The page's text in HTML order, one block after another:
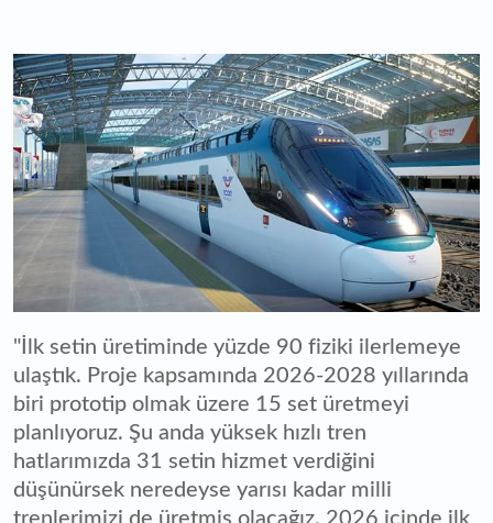
"İlk setin üretiminde yüzde 90 fiziki ilerlemeye
ulaştık. Proje kapsamında 2026-2028 yıllarında
biri prototip olmak üzere 15 set üretmeyi
planlıyoruz. Şu anda yüksek hızlı tren
hatlarımızda 31 setin hizmet verdiğini
düşünürsek neredeyse yarısı kadar milli
trenlerimizi de üretmiş olacağız. 2026 içinde ilk